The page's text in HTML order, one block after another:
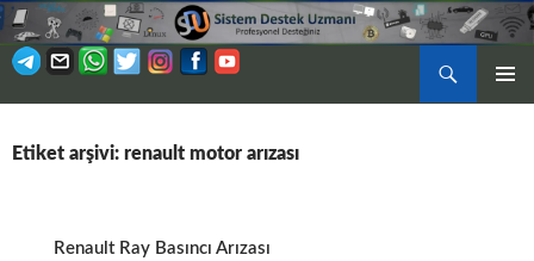
Ara
ATLA
Etiket arşivi: renault motor arızası
Renault Ray Basıncı Arızası